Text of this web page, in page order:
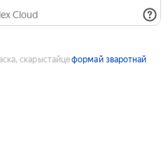
Cloud
скарыстайцеформай зваротнай